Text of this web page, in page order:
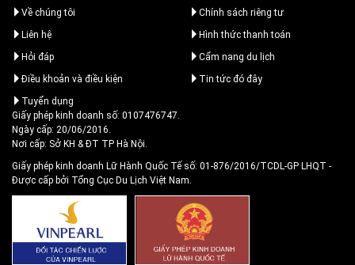
Về chúng tôi
Chính sách riêng tư
Liên hệ
Hình thức thanh toán
Hỏi đáp
Cẩm nang du lịch
Điều khoản và điều kiện
Tin tức đó đây
Tuyển dụng
Giấy phép kinh doanh số: 0107476747.
Ngày cấp: 20/06/2016.
Nơi cấp: Sở KH & ĐT TP Hà Nội.
Giấy phép kinh doanh Lữ Hành Quốc Tế số: 01-876/2016/TCDL-GP LHQT -
Được cấp bởi Tổng Cục Du Lịch Việt Nam.